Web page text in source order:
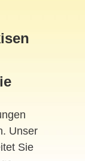
Unser
Sie